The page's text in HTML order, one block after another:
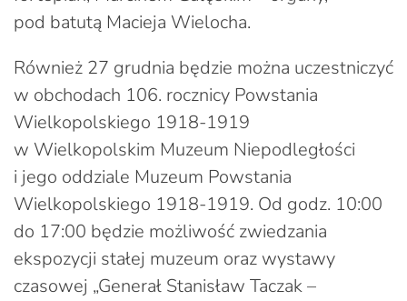
pod batutą Macieja Wielocha.
Również 27 grudnia będzie można uczestniczyć
w obchodach 106. rocznicy Powstania
Wielkopolskiego 1918-1919
w Wielkopolskim Muzeum Niepodległości
i jego oddziale Muzeum Powstania
Wielkopolskiego 1918-1919. Od godz. 10:00
do 17:00 będzie możliwość zwiedzania
ekspozycji stałej muzeum oraz wystawy
czasowej „Generał Stanisław Taczak –